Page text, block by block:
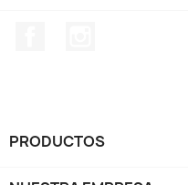
PRODUCTOS